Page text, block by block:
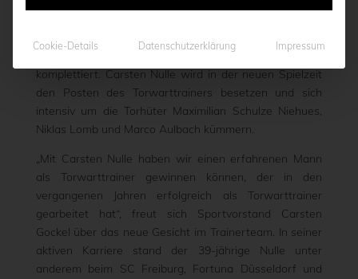
hat der SC Preußen 06 e.V. Münster sein Trainerteam
komplettiert. Carsten Nulle wird in der neuen Spielzeit
den Posten des Torwarttrainers besetzen und sich
intensiv um die Torhüter Maximilian Schulze Niehues,
Niklas Lomb und Marco Aulbach kümmern.
„Mit Carsten Nulle haben wir einen erfahrenen Mann
als Torwarttrainer gewinnen können, der in den
vergangenen Jahren erfolgreich als Torwarttrainer
gearbeitet hat“, freut sich Sportvorstand Carsten
Gockel über das neue Gesicht im Trainerteam. In seiner
aktiven Karriere stand der 39-jährige Nulle unter
anderem beim SC Freiburg, Fortuna Düsseldorf und
Cookie-Details Datenschutzerklärung Impressum